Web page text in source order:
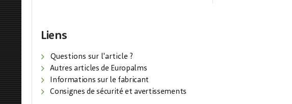
Liens
Questions sur l'article ?
Autres articles de Europalms
Informations sur le fabricant
Consignes de sécurité et avertissements